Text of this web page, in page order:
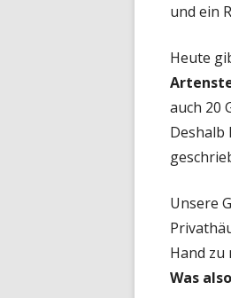
und ein
Heute
auch 20
Deshalb
Unsere
Hand zu
Was